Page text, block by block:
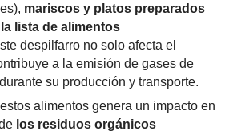
mariscos y platos preparados
lista de alimentos
despilfarro no solo afecta el
a la emisión de gases de
su producción y transporte.
alimentos genera un impacto en
los residuos orgánicos